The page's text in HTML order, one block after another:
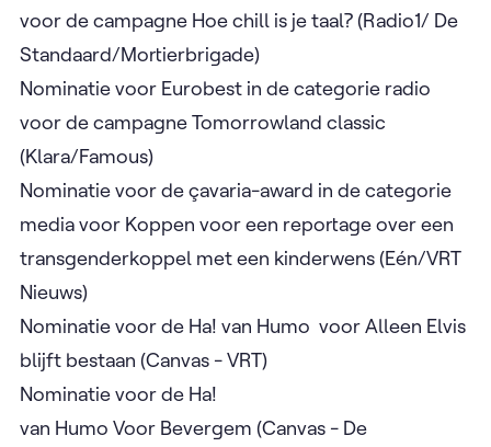
voor de campagne Hoe chill is je taal? (Radio1/ De
Standaard/Mortierbrigade)
Nominatie voor Eurobest in de categorie radio
voor de campagne Tomorrowland classic
(Klara/Famous)
Nominatie voor de çavaria-award in de categorie
media voor Koppen voor een reportage over een
transgenderkoppel met een kinderwens (Eén/VRT
Nieuws)
Nominatie voor de Ha! van Humo voor Alleen Elvis
blijft bestaan (Canvas - VRT)
Nominatie voor de Ha!
van Humo Voor Bevergem (Canvas - De